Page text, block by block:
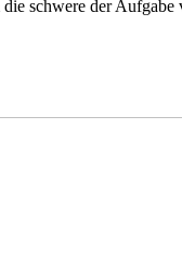
schwere der